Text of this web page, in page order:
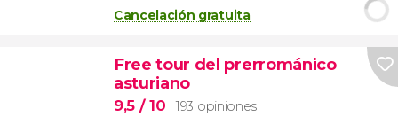
Cancelación gratuita
Free tour del prerrománico
asturiano
9,5 / 10 193 opiniones